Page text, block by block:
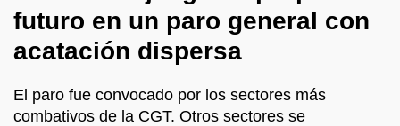
futuro en un paro general con
acatación dispersa
El paro fue convocado por los sectores más
combativos de la CGT. Otros sectores se